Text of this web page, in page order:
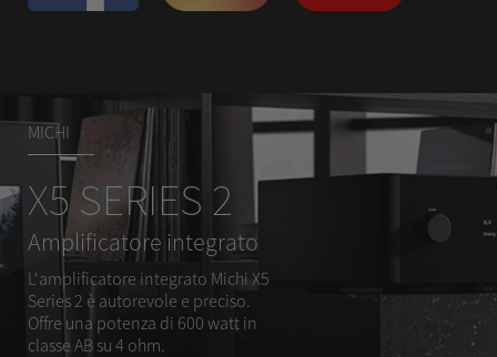
MICHI
X5 SERIES 2
Amplificatore integrato
L'amplificatore integrato Michi X5
Series 2 è autorevole e preciso.
Offre una potenza di 600 watt in
classe AB su 4 ohm.